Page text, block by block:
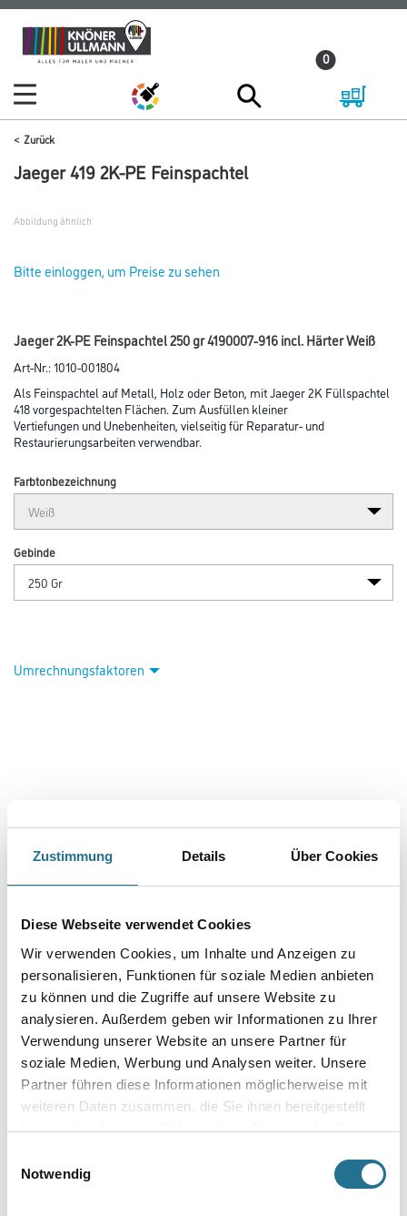
Zustimmung Details Über Cookies
Diese Webseite verwendet Cookies
Wir verwenden Cookies, um Inhalte und Anzeigen zu
personalisieren, Funktionen für soziale Medien anbieten
zu können und die Zugriffe auf unsere Website zu
analysieren. Außerdem geben wir Informationen zu Ihrer
Verwendung unserer Website an unsere Partner für
soziale Medien, Werbung und Analysen weiter. Unsere
Partner führen diese Informationen möglicherweise mit
weiteren Daten zusammen, die Sie ihnen bereitgestellt
haben oder die sie im Rahmen Ihrer Nutzung der Dienste
Notwendig
Zum
Inhalt
Zum
Navigationsmenü
0
Zurück
Jaeger 419 2K-PE Feinspachtel
Abbildung ähnlich
Bitte einloggen, um Preise zu sehen
Jaeger 2K-PE Feinspachtel 250 gr 4190007-916 incl. Härter Weiß
Art-Nr.:1010-001804
Als Feinspachtel auf Metall, Holz oder Beton, mit Jaeger 2K Füllspachtel
418 vorgespachtelten Flächen. Zum Ausfüllen kleiner
Vertiefungen und Unebenheiten, vielseitig für Reparatur- und
Restaurierungsarbeiten verwendbar.
Farbtonbezeichnung
Gebinde
Umrechnungsfaktoren
Produkteigenschaft
- Schnelle Trocknung
- Gut schleifbar
- Kann auch in dicken Schichten aufgetragen werden
- Geeignet für Metall, Holz und Beton
Verarbeitungszeit
Verarbeitungszeit beträgt ca. 3 - 5 min